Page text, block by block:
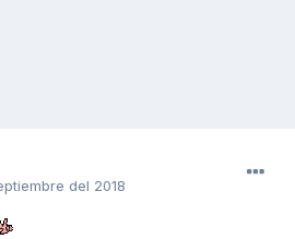
del 2018